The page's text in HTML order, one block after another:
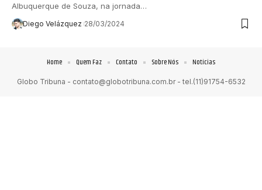
Albuquerque de Souza, na jornada…
Diego Velázquez 28/03/2024
Globo Tribuna - contato@globotribuna.com.br- tel.(11)91754-6532
Home Quem Faz Contato Sobre Nós Notícias